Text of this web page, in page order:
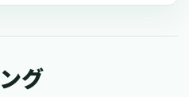
保険（健康保険・厚生年金保
31日以上の雇用見込み」となり
録や報告を始めてしまうと、
初回研修（入職初日から初週に
の明確なルールを伝えることで
グ